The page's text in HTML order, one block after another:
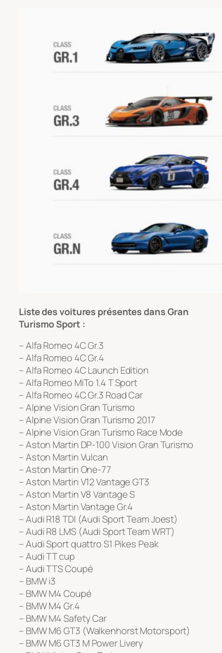
Liste des voitures présentes dans Gran
Turismo Sport :
– Alfa Romeo 4C Gr.3
– Alfa Romeo 4C Gr.4
– Alfa Romeo 4C Launch Edition
– Alfa Romeo MiTo 1.4 T Sport
– Alfa Romeo 4C Gr.3 Road Car
– Alpine Vision Gran Turismo
– Alpine Vision Gran Turismo 2017
– Alpine Vision Gran Turismo Race Mode
– Aston Martin DP-100 Vision Gran Turismo
– Aston Martin Vulcan
– Aston Martin One-77
– Aston Martin V12 Vantage GT3
– Aston Martin V8 Vantage S
– Aston Martin Vantage Gr.4
– Audi R18 TDI (Audi Sport Team Joest)
– Audi R8 LMS (Audi Sport Team WRT)
– Audi Sport quattro S1 Pikes Peak
– Audi TT cup
– Audi TTS Coupé
– BMW i3
– BMW M4 Coupé
– BMW M4 Gr.4
– BMW M4 Safety Car
– BMW M6 GT3 (Walkenhorst Motorsport)
– BMW M6 GT3 M Power Livery